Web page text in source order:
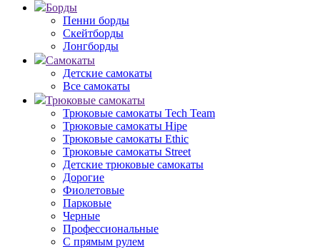
Борды
Пенни борды
Скейтборды
Лонгборды
Самокаты
Детские самокаты
Все самокаты
Трюковые самокаты
Трюковые самокаты Tech Team
Трюковые самокаты Hipe
Трюковые самокаты Ethic
Трюковые самокаты Street
Детские трюковые самокаты
Дорогие
Фиолетовые
Парковые
Черные
Профессиональные
С прямым рулем